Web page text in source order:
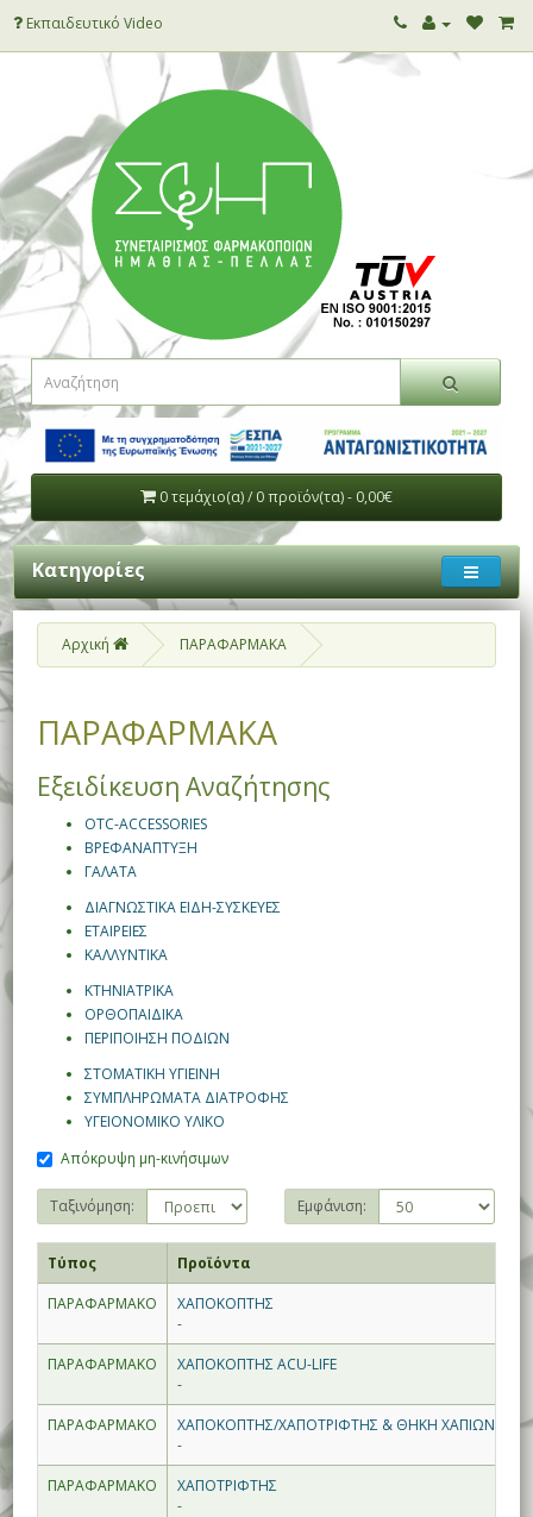
Εκπαιδευτικό Video
0 τεμάχιο(α) / 0 προϊόν(τα) - 0,00€
Κατηγορίες
Αρχική ΠΑΡΑΦΑΡΜΑΚΑ
ΠΑΡΑΦΑΡΜΑΚΑ
Εξειδίκευση Αναζήτησης
OTC-ACCESSORIES
ΒΡΕΦΑΝΑΠΤΥΞΗ
ΓΑΛΑΤΑ
ΔΙΑΓΝΩΣΤΙΚΑ ΕΙΔΗ-ΣΥΣΚΕΥΕΣ
ΕΤΑΙΡΕΙΕΣ
ΚΑΛΛΥΝΤΙΚΑ
ΚΤΗΝΙΑΤΡΙΚΑ
ΟΡΘΟΠΑΙΔΙΚΑ
ΠΕΡΙΠΟΙΗΣΗ ΠΟΔΙΩΝ
ΣΤΟΜΑΤΙΚΗ ΥΓΙΕΙΝΗ
ΣΥΜΠΛΗΡΩΜΑΤΑ ΔΙΑΤΡΟΦΗΣ
ΥΓΕΙΟΝΟΜΙΚΟ ΥΛΙΚΟ
Απόκρυψη μη-κινήσιμων
Ταξινόμηση: Εμφάνιση:
Τύπος
Προϊόντα
ΠΑΡΑΦΑΡΜΑΚΟ
ΧΑΠΟΚΟΠΤΗΣ
-
ΠΑΡΑΦΑΡΜΑΚΟ
ΧΑΠΟΚΟΠΤΗΣ ACU-LIFE
-
ΠΑΡΑΦΑΡΜΑΚΟ
ΧΑΠΟΚΟΠΤΗΣ/ΧΑΠΟΤΡΙΦΤΗΣ & ΘΗΚΗ ΧΑΠΙΩΝ
-
ΠΑΡΑΦΑΡΜΑΚΟ
ΧΑΠΟΤΡΙΦΤΗΣ
-